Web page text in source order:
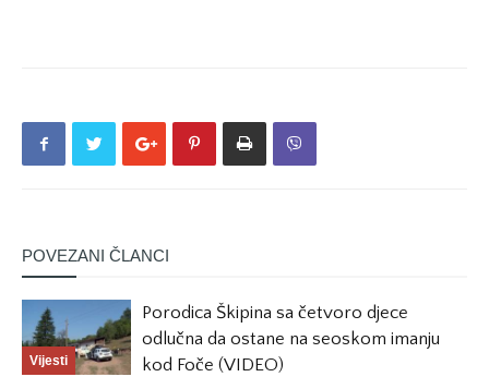
POVEZANI ČLANCI
Vijesti
Porodica Škipina sa četvoro djece
odlučna da ostane na seoskom imanju
kod Foče (VIDEO)